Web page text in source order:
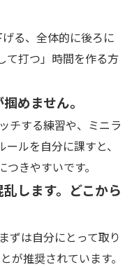
る、全体的に後ろに
て打つ」時間を作る方
めません。
チする練習や、ミニラ
ルを自分に課すと、
きやすいです。
します。どこから
ずは自分にとって取り
が推奨されています。